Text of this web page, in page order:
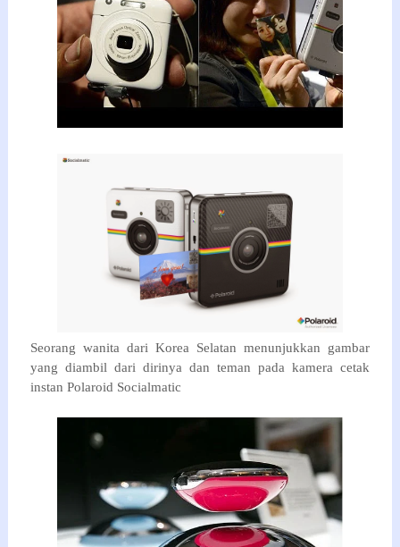
Seorang wanita dari Korea Selatan menunjukkan
gambar
yang diambil dari dirinya dan teman pada kamera cetak
instan Polaroid Socialmatic